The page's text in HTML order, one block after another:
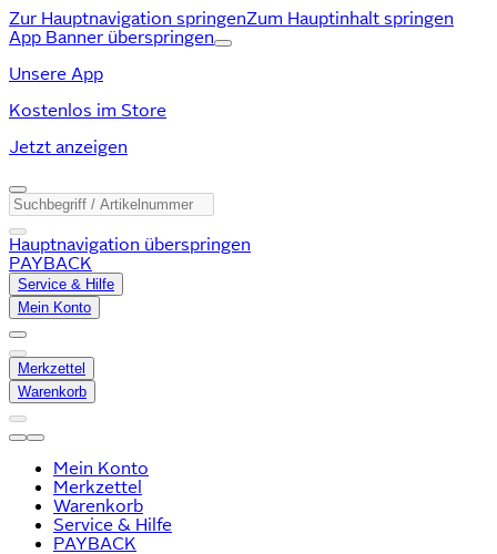
Zur Hauptnavigation springenZum Hauptinhalt springen
App Banner überspringen
Unsere App
Kostenlos im Store
Jetzt anzeigen
Hauptnavigation überspringen
PAYBACK
Service & Hilfe
Mein Konto
Merkzettel
Warenkorb
Mein Konto
Merkzettel
Warenkorb
Service & Hilfe
PAYBACK